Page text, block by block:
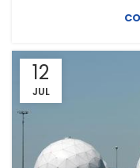
12
JUL